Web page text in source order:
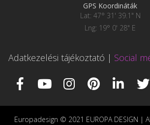
GPS Koordináták
Lat: 47° 31' 39.1" N
Lng: 19° 0' 28" E
Adatkezelési tájékoztató | Social
Europadesign © 2021 EUROPA DESIGN |